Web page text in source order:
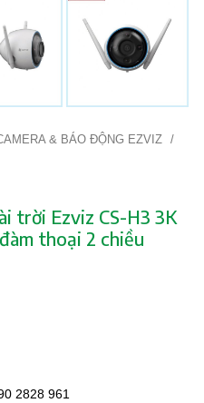
& BÁO ĐỘNG EZVIZ
trời Ezviz CS-H3 3K
thoại 2 chiều
2828 961